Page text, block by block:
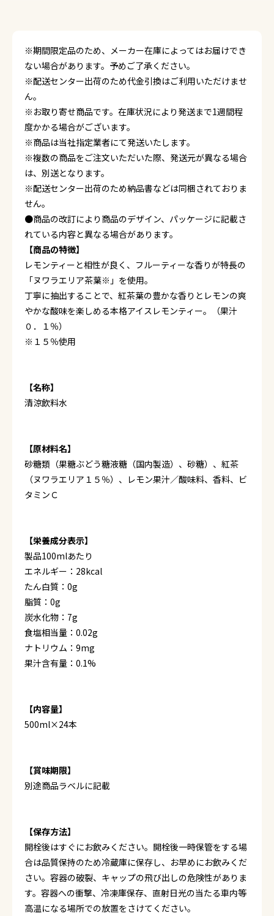
※期間限定品のため、メーカー在庫によってはお届けでき
ない場合があります。予めご了承ください。
※配送センター出荷のため代金引換はご利用いただけませ
ん。
※お取り寄せ商品です。在庫状況により発送まで1週間程
度かかる場合がございます。
※商品は当社指定業者にて発送いたします。
※複数の商品をご注文いただいた際、発送元が異なる場合
は、別送となります。
※配送センター出荷のため納品書などは同梱されておりま
せん。
●商品の改訂により商品のデザイン、パッケージに記載さ
れている内容と異なる場合があります。
【商品の特徴】
レモンティーと相性が良く、フルーティーな香りが特長の
「ヌワラエリア茶葉※」を使用。
丁寧に抽出することで、紅茶葉の豊かな香りとレモンの爽
やかな酸味を楽しめる本格アイスレモンティー。（果汁
０．１％）
※１５％使用
【名称】
清涼飲料水
【原材料名】
砂糖類（果糖ぶどう糖液糖（国内製造）、砂糖）、紅茶
（ヌワラエリア１５％）、レモン果汁／酸味料、香料、ビ
タミンＣ
【栄養成分表示】
製品100mlあたり
エネルギー：28kcal
たん白質：0g
脂質：0g
炭水化物：7g
食塩相当量：0.02g
ナトリウム：9mg
果汁含有量：0.1%
【内容量】
500ml×24本
【賞味期限】
別途商品ラベルに記載
【保存方法】
開栓後はすぐにお飲みください。開栓後一時保管をする場
合は品質保持のため冷蔵庫に保存し、お早めにお飲みくだ
さい。容器の破裂、キャップの飛び出しの危険性がありま
す。容器への衝撃、冷凍庫保存、直射日光の当たる車内等
高温になる場所での放置をさけてください。